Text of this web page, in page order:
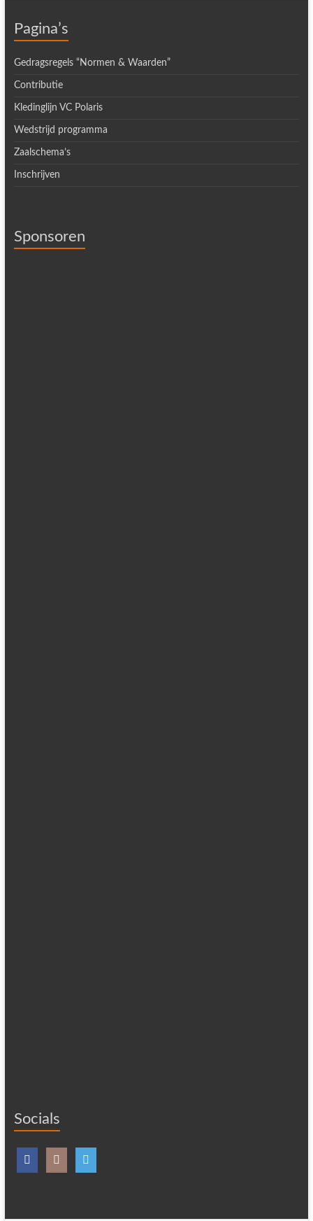
Pagina’s
Gedragsregels “Normen & Waarden”
Contributie
Kledinglijn VC Polaris
Wedstrijd programma
Zaalschema’s
Inschrijven
Sponsoren
Socials